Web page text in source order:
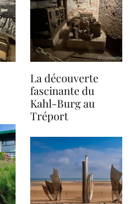
La découverte
fascinante du
Kahl-Burg au
Tréport